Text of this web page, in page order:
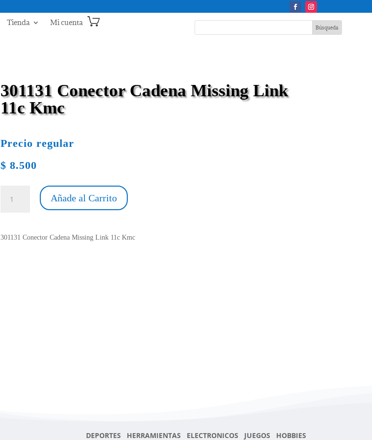
Tienda Mi cuenta
301131 Conector Cadena Missing Link
11c Kmc
Precio regular
$ 8.500
Conector
Link
Añade al Carrito
301131 Conector Cadena Missing Link 11c Kmc
DEPORTES HERRAMIENTAS ELECTRONICOS JUEGOS HOBBIES